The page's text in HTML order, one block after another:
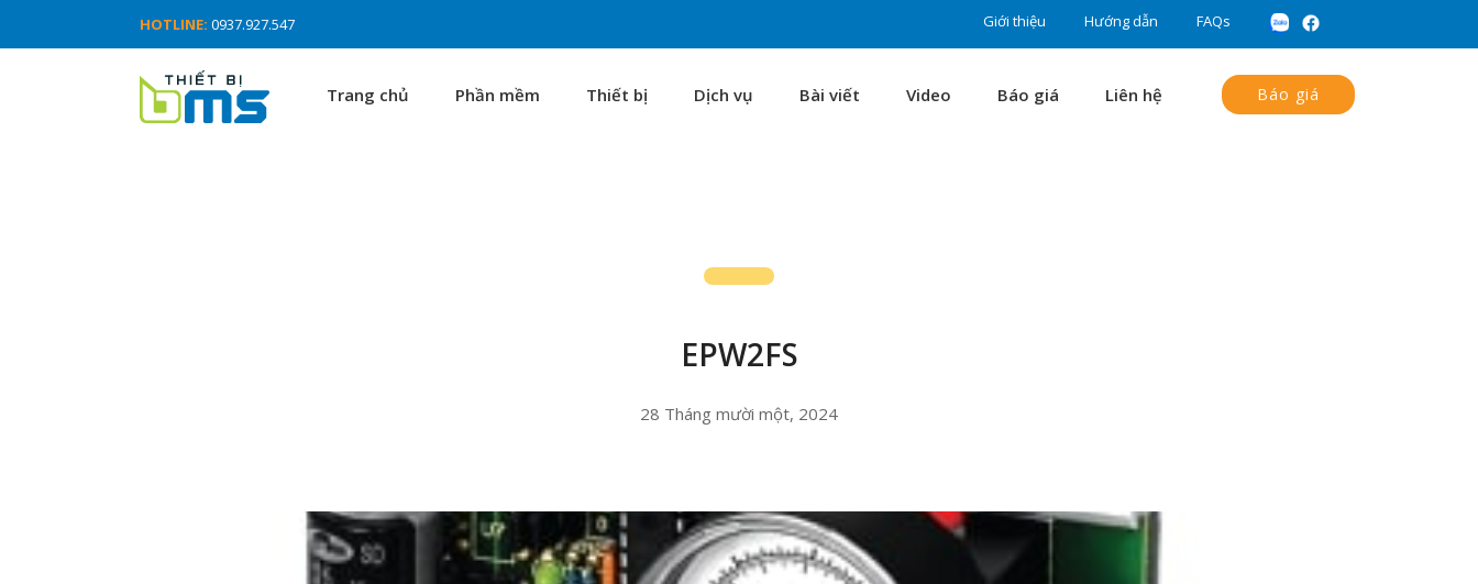
HOTLINE: 0937.927.547 Giới thiệu Hướng dẫn FAQs
Trang chủ Phần mềm Thiết bị Dịch vụ Bài viết Video Báo giá Liên hệ Báo giá
EPW2FS
28 Tháng mười một, 2024